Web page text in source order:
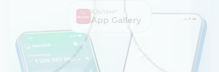
Юкланг
App Gallery